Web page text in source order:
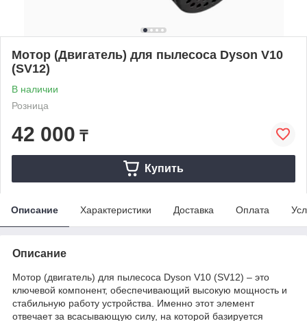
Мотор (Двигатель) для пылесоса Dyson V10
(SV12)
В наличии
Розница
42 000 ₸
Купить
Описание Характеристики Доставка Оплата
Описание
Мотор (двигатель) для пылесоса Dyson V10 (SV12) – это
ключевой компонент, обеспечивающий высокую мощность и
стабильную работу устройства. Именно этот элемент
отвечает за всасывающую силу, на которой базируется